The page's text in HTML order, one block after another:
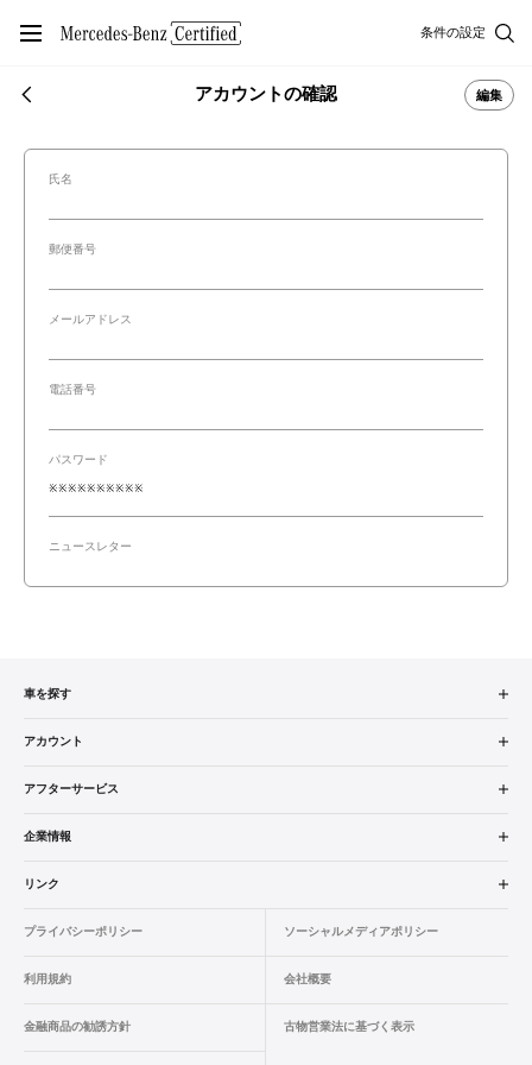
条件の設定
アカウントの確認 編集
氏名
郵便番号
メールアドレス
電話番号
パスワード
※※※※※※※※※※
ニュースレター
車を探す
中古車検索
販売店検索
エリア別最新ニュース
品質と保証
ローン・リース
自動車保険
カタログ情報
アカウント
ログイン
マイアカウント
マイリスト
保存した検索条件
問合せ履歴
アカウントの確認・編集
アフターサービス
アフターサービス
車検／定期点検
コーティング
タイヤ交換
ボディ修理
企業情報
企業概要
業績決算情報
プレスリリース
ヤナセの歴史
リンク
ヤナセ認定中古車
BMW認定中古車
フォルクスワーゲン認定中古車
プライバシーポリシー ソーシャルメディアポリシー
利用規約 会社概要
金融商品の勧誘方針 古物営業法に基づく表示